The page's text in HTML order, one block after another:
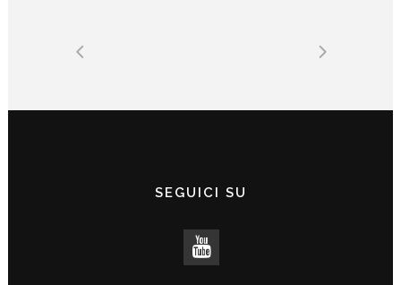
SEGUICI SU